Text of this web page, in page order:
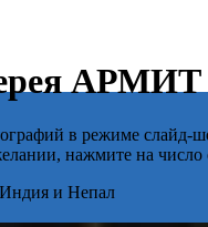
АРМИТ
в режиме слайд-
нажмите на число
и Непал